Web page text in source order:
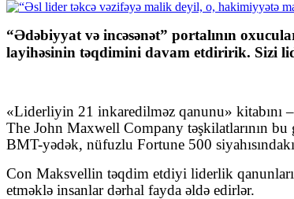
“Ədəbiyyat və incəsənət” portalının
layihəsinin təqdimini davam etdiririk. Sizi
«Liderliyin 21 inkaredilməz qanunu» kitabını
The John Maxwell Company təşkilatlarının
BMT-yədək, nüfuzlu Fortune 500
Con Maksvellin təqdim etdiyi liderlik
etməklə insanlar dərhal fayda əldə edirlər.